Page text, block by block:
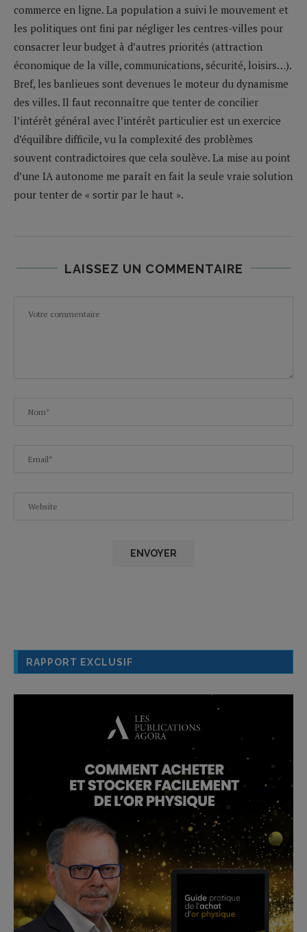
commerce en ligne. La population a suivi le mouvement et
les politiques ont fini par négliger les centres-villes pour
consacrer leur budget à d’autres priorités (attraction
économique de la ville, communications, sécurité, loisirs…).
Bref, les banlieues sont devenues le moteur du dynamisme
des villes. Il faut reconnaître que tenter de concilier
l’intérêt général avec l’intérêt particulier est un exercice
d’équilibre difficile, vu la complexité des problèmes
souvent contradictoires que cela soulève. La mise au point
d’une IA autonome me paraît en fait la seule vraie solution
pour tenter de « sortir par le haut ».
LAISSEZ UN COMMENTAIRE
RAPPORT EXCLUSIF